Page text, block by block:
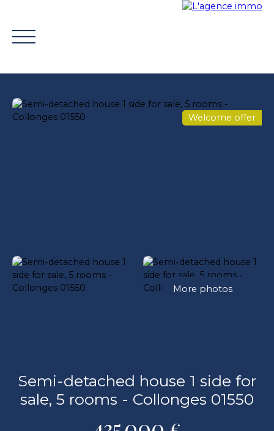
Welcome offer
More photos
Semi-detached house 1 side for
sale, 5 rooms - Collonges 01550